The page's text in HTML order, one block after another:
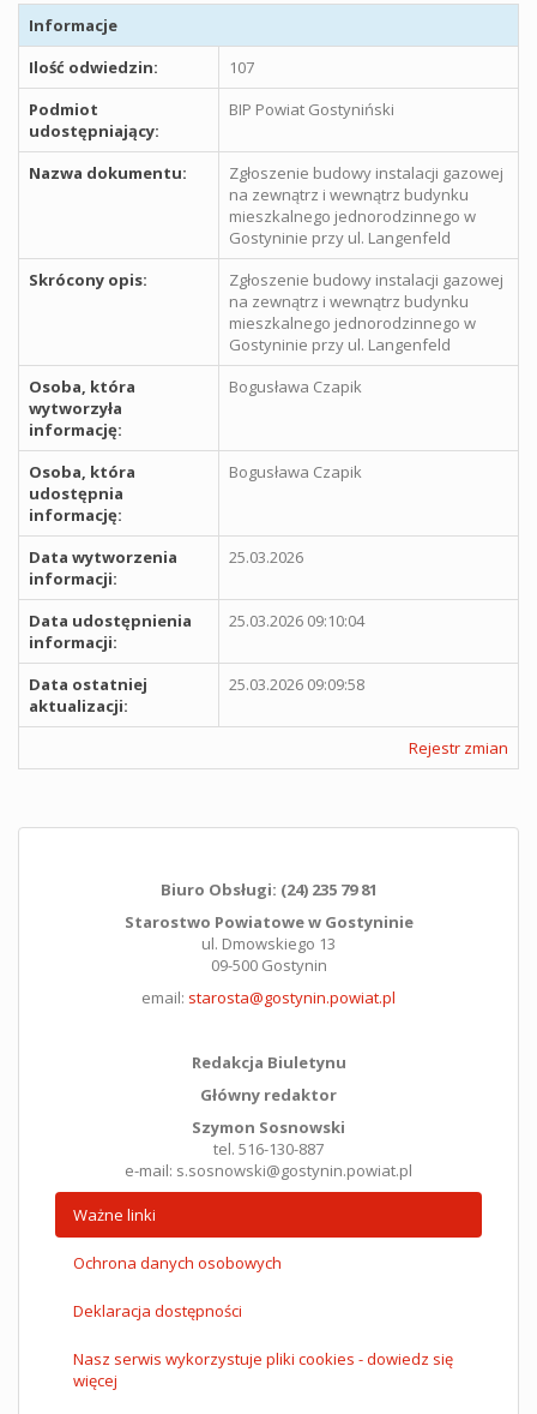
Informacje
Ilość odwiedzin:
107
Podmiot
udostępniający:
BIP Powiat Gostyniński
Nazwa dokumentu:
Zgłoszenie budowy instalacji gazowej
na zewnątrz i wewnątrz budynku
mieszkalnego jednorodzinnego w
Gostyninie przy ul. Langenfeld
Skrócony opis:
Zgłoszenie budowy instalacji gazowej
na zewnątrz i wewnątrz budynku
mieszkalnego jednorodzinnego w
Gostyninie przy ul. Langenfeld
Osoba, która
wytworzyła
informację:
Bogusława Czapik
Osoba, która
udostępnia
informację:
Bogusława Czapik
Data wytworzenia
informacji:
25.03.2026
Data udostępnienia
informacji:
25.03.2026 09:10:04
Data ostatniej
aktualizacji:
25.03.2026 09:09:58
Rejestr zmian
Biuro Obsługi: (24) 235 79 81
Starostwo Powiatowe w Gostyninie
ul. Dmowskiego 13
09-500 Gostynin
email: starosta@gostynin.powiat.pl
Redakcja Biuletynu
Główny redaktor
Szymon Sosnowski
tel. 516-130-887
e-mail: s.sosnowski@gostynin.powiat.pl
Ważne linki
Ochrona danych osobowych
Deklaracja dostępności
Nasz serwis wykorzystuje pliki cookies - dowiedz się
więcej